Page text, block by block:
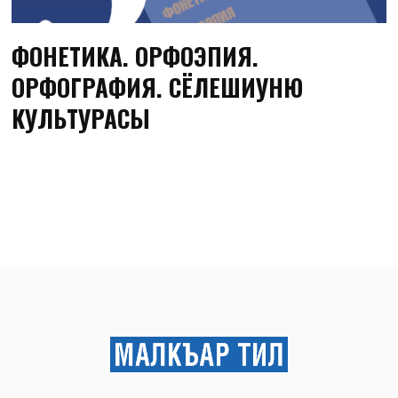
ФОНЕТИКА. ОРФОЭПИЯ.
ОРФОГРАФИЯ. СЁЛЕШИУНЮ
КУЛЬТУРАСЫ